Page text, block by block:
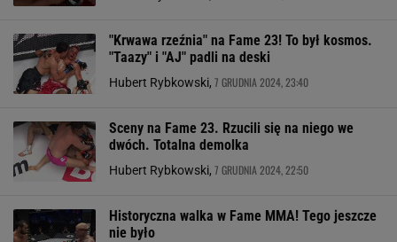
"Krwawa rzeźnia" na Fame 23! To był kosmos.
"Taazy" i "AJ" padli na deski
Hubert Rybkowski, 7 GRUDNIA 2024, 23:40
Sceny na Fame 23. Rzucili się na niego we
dwóch. Totalna demolka
Hubert Rybkowski, 7 GRUDNIA 2024, 22:50
Historyczna walka w Fame MMA! Tego jeszcze
nie było